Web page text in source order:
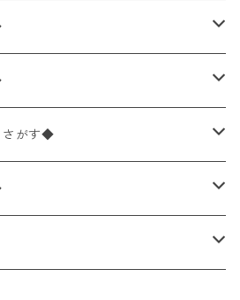
り
パック
パック
）
ズ）
）
エンテ
Design
さがす◆